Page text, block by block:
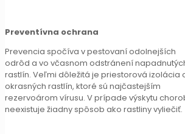
Preventívna ochrana
Prevencia spočíva v pestovaní odolnejších
odrôd a vo včasnom odstránení
rastlín. Veľmi dôležitá je priestorová izolácia
okrasných rastlín, ktoré sú najčastejším
rezervoárom vírusu. V prípade výskytu
neexistuje žiadny spôsob ako rastliny vyliečiť.